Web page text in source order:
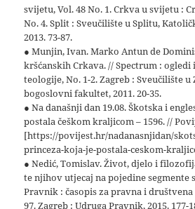
svijetu, Vol. 48 No. 1. Crkva u svijetu :
No. 4. Split : Sveučilište u Splitu,
2013. 73-87.
● Munjin, Ivan. Marko Antun de
kršćanskih Crkava. // Spectrum :
teologije, No. 1-2. Zagreb : Sveučilište
bogoslovni fakultet, 2011. 20-35.
● Na današnji dan 19.08. Škotska i
postala češkom kraljicom – 1596. //
[https://povijest.hr/nadanasnjidan/
princeza-koja-je-postala-ceskom-
● Nedić, Tomislav. Život, djelo i
te njihov utjecaj na pojedine segmente
Pravnik : časopis za pravna i društvena
97. Zagreb : Udruga Pravnik, 2015. 177-